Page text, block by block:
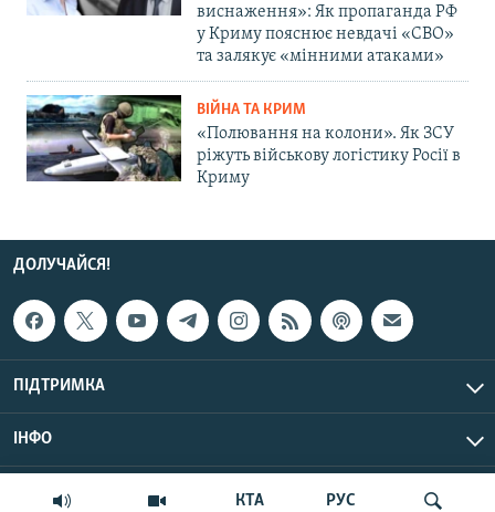
КТА РУС
виснаження»: Як пропаганда РФ
у Криму пояснює невдачі «СВО»
та залякує «мінними атаками»
ВІЙНА ТА КРИМ
«Полювання на колони». Як ЗСУ
ріжуть військову логістику Росії в
Криму
ДОЛУЧАЙСЯ!
ПІДТРИМКА
ІНФО
© Крим.Реалії, 2026 | Усі права застережено.